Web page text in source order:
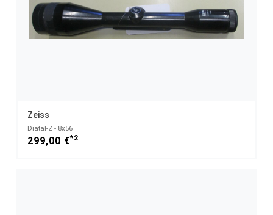
Zeiss
Diatal-Z - 8x56
299,00 €*2